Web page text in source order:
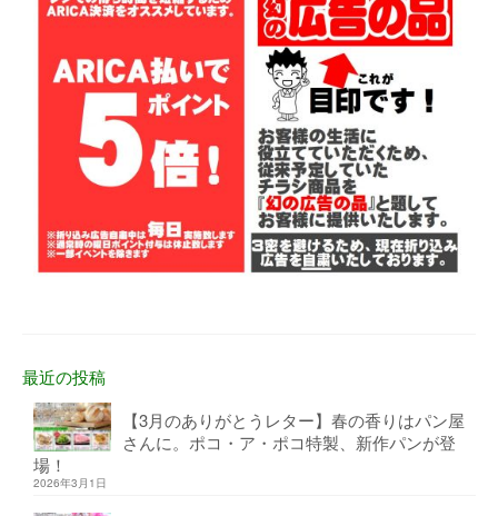
最近の投稿
【3月のありがとうレター】春の香りはパン屋
さんに。ポコ・ア・ポコ特製、新作パンが登
場！
2026年3月1日